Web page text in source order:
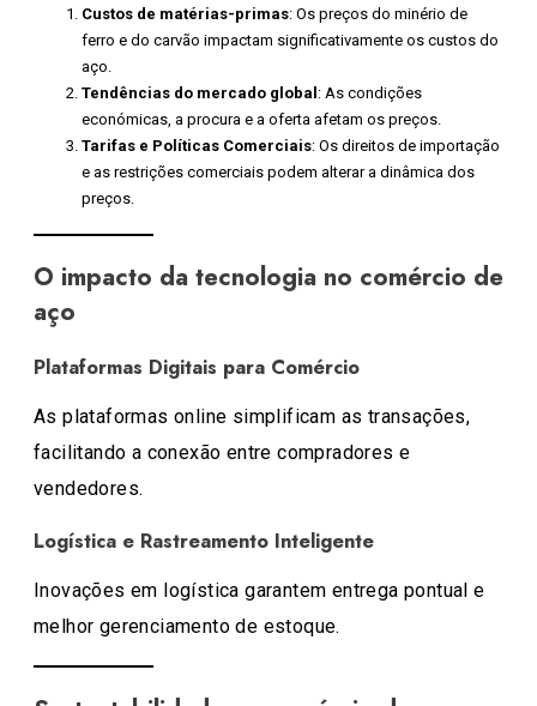
Custos de matérias-primas: Os preços do minério de
ferro e do carvão impactam significativamente os custos do
aço.
Tendências do mercado global : As condições
económicas, a procura e a oferta afetam os preços.
Tarifas e Políticas Comerciais: Os direitos de importação
e as restrições comerciais podem alterar a dinâmica dos
preços.
O impacto da tecnologia no comércio de
aço
Plataformas Digitais para Comércio
As plataformas online simplificam as transações,
facilitando a conexão entre compradores e
vendedores.
Logística e Rastreamento Inteligente
Inovações em logística garantem entrega pontual e
melhor gerenciamento de estoque.